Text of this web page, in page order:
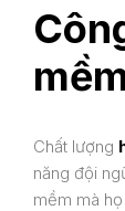
Chất lượng
năng đội
mềm mà